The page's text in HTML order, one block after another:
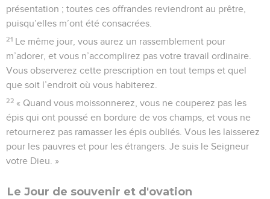
présentation ; toutes ces offrandes reviendront au prêtre,
puisqu’elles m’ont été consacrées.
21 Le même jour, vous aurez un rassemblement pour
m’adorer, et vous n’accomplirez pas votre travail ordinaire.
Vous observerez cette prescription en tout temps et quel
que soit l’endroit où vous habiterez.
22 « Quand vous moissonnerez, vous ne couperez pas les
épis qui ont poussé en bordure de vos champs, et vous ne
retournerez pas ramasser les épis oubliés. Vous les laisserez
pour les pauvres et pour les étrangers. Je suis le Seigneur
votre Dieu. »
Le Jour de souvenir et d'ovation